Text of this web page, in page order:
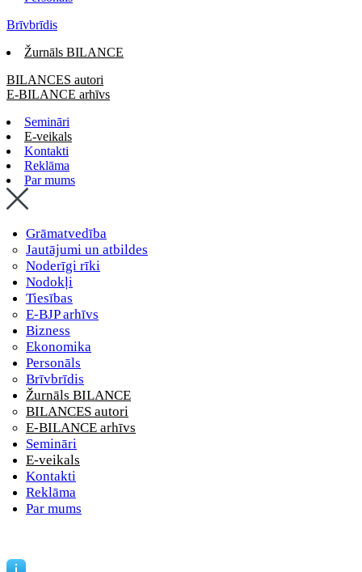
Brīvbrīdis
Žurnāls BILANCE
BILANCES autori
E-BILANCE arhīvs
Semināri
E-veikals
Kontakti
Reklāma
Par mums
Grāmatvedība
Jautājumi un atbildes
Noderīgi rīki
Nodokļi
Tiesības
E-BJP arhīvs
Bizness
Ekonomika
Personāls
Brīvbrīdis
Žurnāls BILANCE
BILANCES autori
E-BILANCE arhīvs
Semināri
E-veikals
Kontakti
Reklāma
Par mums